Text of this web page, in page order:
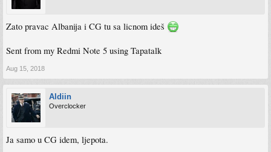
Zato pravac Albanija i CG tu sa licnom ideš
Sent from my Redmi Note 5 using Tapatalk
Aug 15, 2018
Aldiin
Overclocker
Ja samo u CG idem, ljepota.